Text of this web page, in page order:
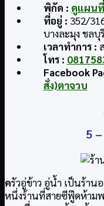
พิกัด : ดูแผน
ที่อยู่ : 352/
บางละมุง ชลบุ
เวลาทำการ:
โทร :
Facebook
สั่ง)ตาจวบ
5
ครัวอู่ข้าว อู่น้ำ เป็นร้าน
หนึ่งร้านที่สายซีฟู๊ดห้าม